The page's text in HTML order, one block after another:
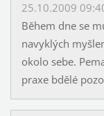
25.10.2009
Během dne se
navyklých
okolo sebe.
praxe bdělé